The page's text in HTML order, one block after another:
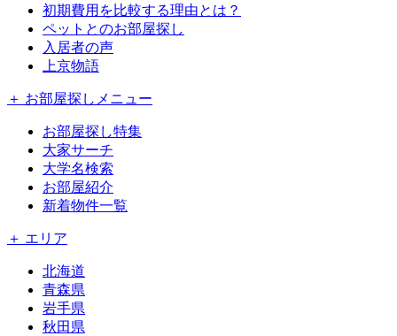
初期費用を比較する理由とは？
ペットとのお部屋探し
入居者の声
上京物語
＋ お部屋探しメニュー
お部屋探し特集
大家サーチ
大学名検索
お部屋紹介
新着物件一覧
＋ エリア
北海道
青森県
岩手県
秋田県